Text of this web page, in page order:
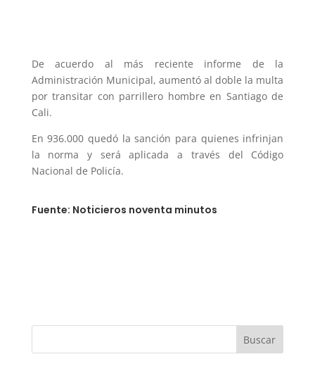
De acuerdo al más reciente informe de la
Administración Municipal, aumentó al doble la multa
por transitar con parrillero hombre en Santiago de
Cali.
En 936.000 quedó la sanción para quienes infrinjan
la norma y será aplicada a través del Código
Nacional de Policía.
Fuente: Noticieros noventa minutos